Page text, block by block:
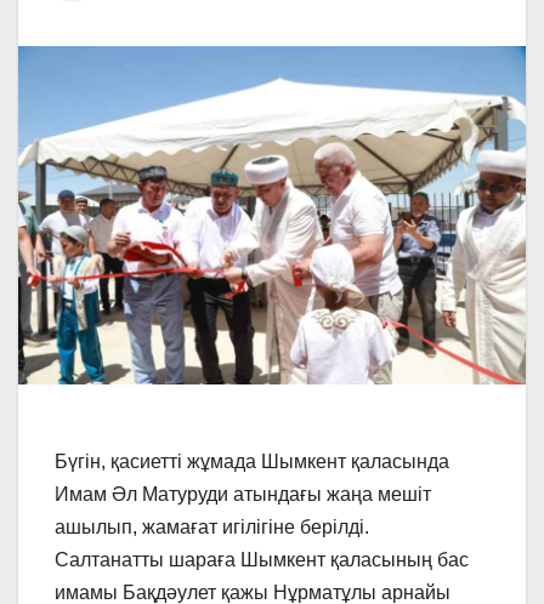
Бүгін, қасиетті жұмада Шымкент қаласында
Имам Әл Матуруди атындағы жаңа мешіт
ашылып, жамағат игілігіне берілді.
Салтанатты шараға Шымкент қаласының бас
имамы Бақдәулет қажы Нұрматұлы арнайы